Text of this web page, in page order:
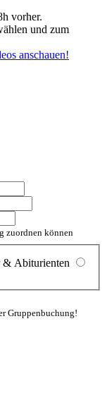
vorher.
und zum
anschauen!
zuordnen können
& Abiturienten
Gruppenbuchung!